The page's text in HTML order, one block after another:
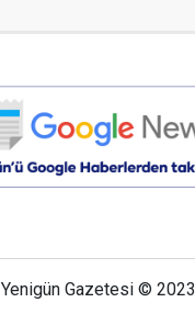
Yenigün Gazetesi © 2023